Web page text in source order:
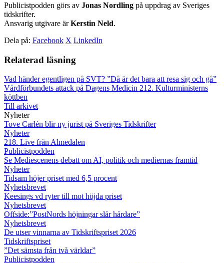
Publicistpodden görs av Jonas Nordling på uppdrag av Sveriges
tidskrifter.
Ansvarig utgivare ärKerstin Neld.
Dela på: Facebook X LinkedIn
Relaterad läsning
Vad händer egentligen på SVT? ”Då är det bara att resa sig och gå”
Vårdförbundets attack på Dagens Medicin 212. Kulturministerns
köttben
Till arkivet
Nyheter
Tove Carlén blir ny jurist på Sveriges Tidskrifter
Nyheter
218. Live från Almedalen
Publicistpodden
Se Mediescenens debatt om AI, politik och mediernas framtid
Nyheter
Tidsam höjer priset med 6,5 procent
Nyhetsbrevet
Keesings vd ryter till mot höjda priset
Nyhetsbrevet
Offside:”PostNords höjningar slår hårdare”
Nyhetsbrevet
De utser vinnarna av Tidskriftspriset 2026
Tidskriftspriset
”Det sämsta från två världar”
Publicistpodden